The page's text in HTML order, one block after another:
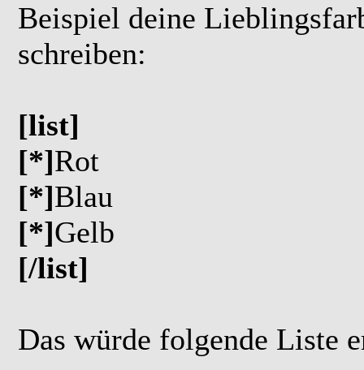
Beispiel deine
schreiben:
[list]
[*]Rot
[*]Blau
[*]Gelb
[/list]
Das würde folgende Liste